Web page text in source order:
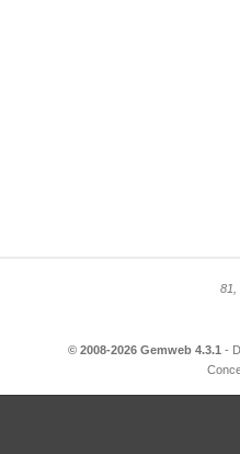
81,
© 2008-2026 Gemweb 4.3.1 -